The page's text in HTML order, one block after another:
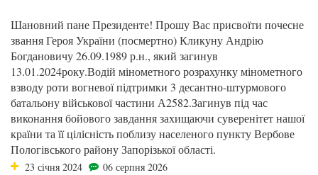
Шановний пане Президенте! Прошу Вас присвоїти почесне
звання Героя України (посмертно) Кликуну Андрію
Богдановичу 26.09.1989 р.н., який загинув
13.01.2024року.Водій мінометного розрахунку мінометного
взводу роти вогневої підтримки 3 десантно-штурмового
батальону військової частини А2582.Загинув під час
виконання бойового завдання захищаючи суверенітет нашої
країни та її цілісність поблизу населеного пункту Вербове
Пологівського району Запорізької області.
23 січня 2024 06 серпня 2026